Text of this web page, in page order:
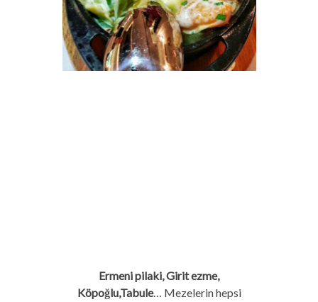
Ermeni pilaki, Girit ezme,
Köpoğlu,Tabule… Mezelerin hepsi